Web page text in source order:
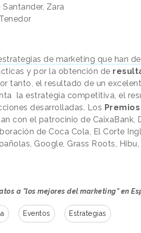
Zara
de marketing que han
y por la obtención de
tanto, el resultado de un
la estrategia competitiva, el
desarrolladas. Los Premios
con el patrocinio de CaixaBank,
de Coca Cola, El Corte
Google, Grass Roots, Hibu,
a "los mejores del marketing" en
Eventos Estrategias